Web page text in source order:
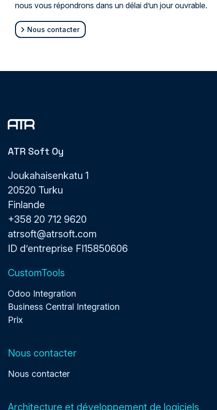
nous vous répondrons dans un délai d’un jour ouvrable.
Nous contacter
ATR Soft Oy
Joukahaisenkatu 1
20520 Turku
Finlande
+358 20 712 9620
atrsoft@atrsoft.com
ID d’entreprise FI15850606
CustomTools
Odoo Integration
Business Central Integration
Prix
Nous contacter
Nous contacter
Architecture et développement de logiciels